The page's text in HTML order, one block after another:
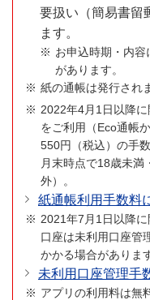
要扱い（簡易書留
ます。
お申込時期・内
があります。
紙の通帳は発行され
2022年4月1日以降
をご利用（Eco通帳
550円（税込）の手
月末時点で18歳未満
外）。
紙通帳利用手数料
2021年7月1日以降
口座は未利用口座管
かかる場合がありま
未利用口座管理手
アプリの利用料は無